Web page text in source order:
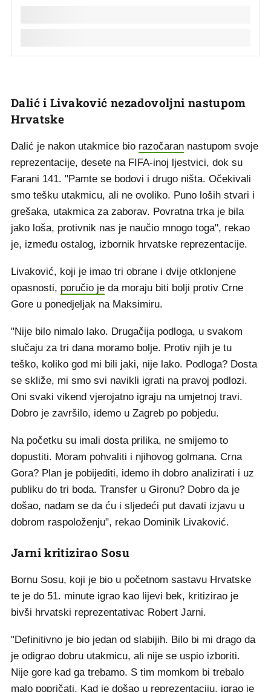
Dalić i Livaković nezadovoljni nastupom
Hrvatske
Dalić je nakon utakmice bio razočaran nastupom svoje
reprezentacije, desete na FIFA-inoj ljestvici, dok su
Farani 141. "Pamte se bodovi i drugo ništa. Očekivali
smo tešku utakmicu, ali ne ovoliko. Puno loših stvari i
grešaka, utakmica za zaborav. Povratna trka je bila
jako loša, protivnik nas je naučio mnogo toga", rekao
je, između ostalog, izbornik hrvatske reprezentacije.
Livaković, koji je imao tri obrane i dvije otklonjene
opasnosti, poručio je da moraju biti bolji protiv Crne
Gore u ponedjeljak na Maksimiru.
"Nije bilo nimalo lako. Drugačija podloga, u svakom
slučaju za tri dana moramo bolje. Protiv njih je tu
teško, koliko god mi bili jaki, nije lako. Podloga? Dosta
se skliže, mi smo svi navikli igrati na pravoj podlozi.
Oni svaki vikend vjerojatno igraju na umjetnoj travi.
Dobro je završilo, idemo u Zagreb po pobjedu.
Na početku su imali dosta prilika, ne smijemo to
dopustiti. Moram pohvaliti i njihovog golmana. Crna
Gora? Plan je pobijediti, idemo ih dobro analizirati i uz
publiku do tri boda. Transfer u Gironu? Dobro da je
došao, nadam se da ću i sljedeći put davati izjavu u
dobrom raspoloženju", rekao Dominik Livaković.
Jarni kritizirao Sosu
Bornu Sosu, koji je bio u početnom sastavu Hrvatske
te je do 51. minute igrao kao lijevi bek, kritizirao je
bivši hrvatski reprezentativac Robert Jarni.
"Definitivno je bio jedan od slabijih. Bilo bi mi drago da
je odigrao dobru utakmicu, ali nije se uspio izboriti.
Nije gore kad ga trebamo. S tim momkom bi trebalo
malo popričati. Kad je došao u reprezentaciju, igrao je